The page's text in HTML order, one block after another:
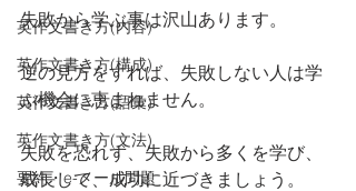
英作文書き方(内容)
英作文書き方(構成)
英作文書き方(語彙)
英作文書き方(文法)
要約・e-メール問題
失敗から学ぶ事は沢山あります。
逆の見方をすれば、失敗しない人は学
ぶ機会に恵まれません。
失敗を恐れず、失敗から多くを学び、
成長して、成功に近づきましょう。